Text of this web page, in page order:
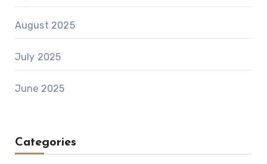
August 2025
July 2025
June 2025
Categories